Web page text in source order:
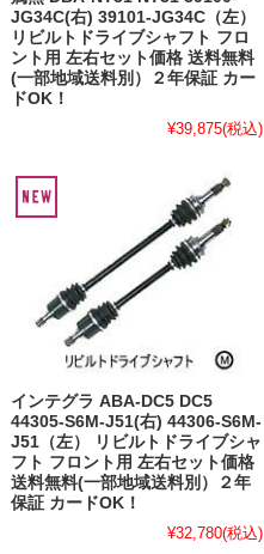
JG34C(右) 39101-JG34C（左）
リビルトドライブシャフト フロ
ント用 左右セット価格 送料無料
(一部地域送料別）２年保証 カー
ドOK！
¥39,875(税込)
インテグラ ABA-DC5 DC5
44305-S6M-J51(右) 44306-S6M-
J51（左） リビルトドライブシャ
フト フロント用 左右セット価格
送料無料(一部地域送料別）２年
保証 カードOK！
¥32,780(税込)